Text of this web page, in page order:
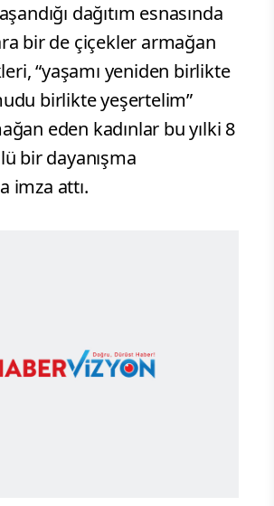
dağıtım esnasında
bir de çiçekler armağan
“yaşamı yeniden birlikte
birlikte yeşertelim”
eden kadınlar bu yılki 8
bir dayanışma
imza attı.